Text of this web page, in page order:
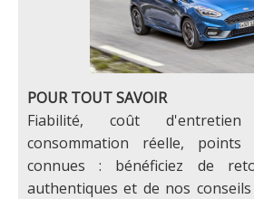
POUR TOUT SAVOIR
Fiabilité, coût
consommation réelle,
connues : bénéficiez de
authentiques et de nos